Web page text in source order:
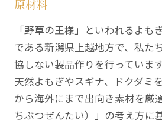
原材料
「野草の王様」といわれるよも
である新潟県上越地方で、私た
協しない製品作りを行っていま
天然よもぎやスギナ、ドクダミ
から海外にまで出向き素材を厳
ちぶつぜんたい）」の考え方に